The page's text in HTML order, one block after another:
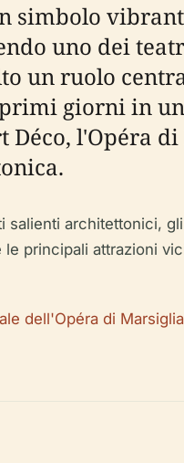
simbolo
uno dei
un ruolo
giorni in
Déco, l'Opéra
salienti architettonici,
principali attrazioni
dell'Opéra di Marsiglia